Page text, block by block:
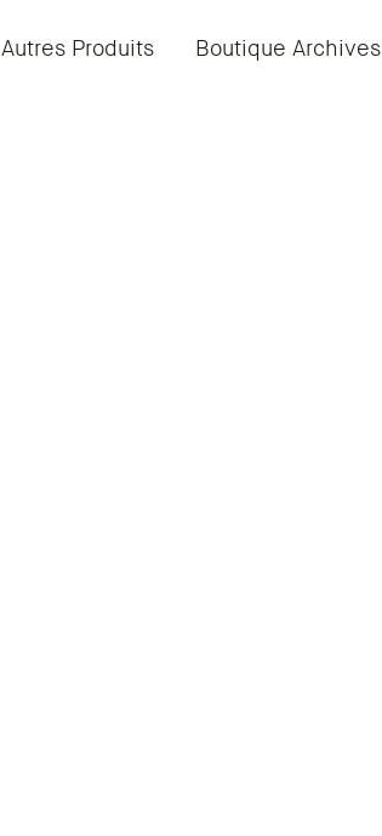
Autres Produits Boutique Archives